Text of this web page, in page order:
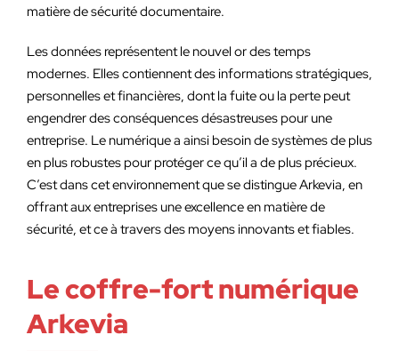
matière de sécurité documentaire.
Les données représentent le nouvel or des temps
modernes. Elles contiennent des informations stratégiques,
personnelles et financières, dont la fuite ou la perte peut
engendrer des conséquences désastreuses pour une
entreprise. Le numérique a ainsi besoin de systèmes de plus
en plus robustes pour protéger ce qu’il a de plus précieux.
C’est dans cet environnement que se distingue Arkevia, en
offrant aux entreprises une excellence en matière de
sécurité, et ce à travers des moyens innovants et fiables.
Le coffre-fort numérique
Arkevia